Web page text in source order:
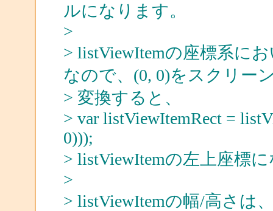
ルになります。
>
> listViewItemの座標系に
なので、(0, 0)をスクリー
> 変換すると、
> var listViewItemRect =
0)));
> listViewItemの左上座標
>
> listViewItemの幅/高さは